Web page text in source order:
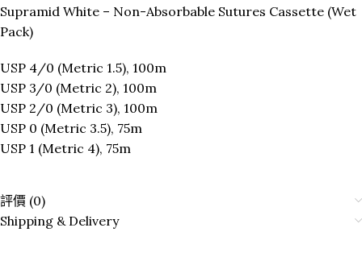
Supramid White – Non-Absorbable Sutures Cassette (Wet
Pack)
USP 4/0 (Metric 1.5), 100m
USP 3/0 (Metric 2), 100m
USP 2/0 (Metric 3), 100m
USP 0 (Metric 3.5), 75m
USP 1 (Metric 4), 75m
評價 (0)
Shipping & Delivery